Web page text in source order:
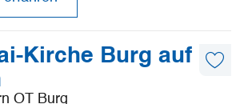
Kirche Burg auf
OT Burg